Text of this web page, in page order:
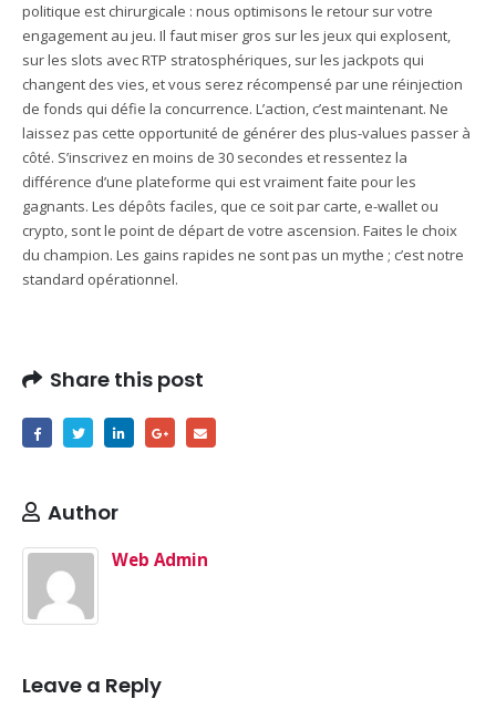
politique est chirurgicale : nous optimisons le retour sur votre
engagement au jeu. Il faut miser gros sur les jeux qui explosent,
sur les slots avec RTP stratosphériques, sur les jackpots qui
changent des vies, et vous serez récompensé par une réinjection
de fonds qui défie la concurrence. L’action, c’est maintenant. Ne
laissez pas cette opportunité de générer des plus-values passer à
côté. S’inscrivez en moins de 30 secondes et ressentez la
différence d’une plateforme qui est vraiment faite pour les
gagnants. Les dépôts faciles, que ce soit par carte, e-wallet ou
crypto, sont le point de départ de votre ascension. Faites le choix
du champion. Les gains rapides ne sont pas un mythe ; c’est notre
standard opérationnel.
Share this post
Author
Web Admin
Leave a Reply